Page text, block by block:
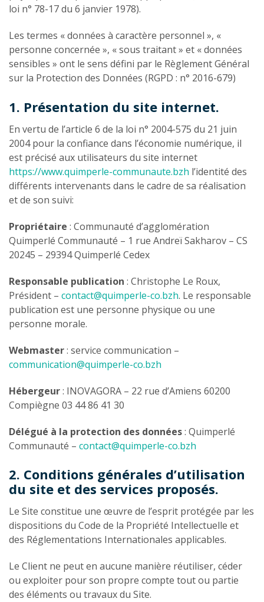
loi n° 78-17 du 6 janvier 1978).
Les termes « données à caractère personnel », «
personne concernée », « sous traitant » et « données
sensibles » ont le sens défini par le Règlement Général
sur la Protection des Données (RGPD : n° 2016-679)
1. Présentation du site internet.
En vertu de l’article 6 de la loi n° 2004-575 du 21 juin
2004 pour la confiance dans l’économie numérique, il
est précisé aux utilisateurs du site internet
https://www.quimperle-communaute.bzh l’identité des
différents intervenants dans le cadre de sa réalisation
et de son suivi:
Propriétaire : Communauté d’agglomération
Quimperlé Communauté – 1 rue Andreï Sakharov – CS
20245 – 29394 Quimperlé Cedex
Responsable publication : Christophe Le Roux,
Président – contact@quimperle-co.bzh. Le responsable
publication est une personne physique ou une
personne morale.
Webmaster: service communication –
communication@quimperle-co.bzh
Hébergeur: INOVAGORA – 22 rue d’Amiens 60200
Compiègne 03 44 86 41 30
Délégué à la protection des données: Quimperlé
Communauté – contact@quimperle-co.bzh
2. Conditions générales d’utilisation
du site et des services proposés.
Le Site constitue une œuvre de l’esprit protégée par les
dispositions du Code de la Propriété Intellectuelle et
des Réglementations Internationales applicables.
Le Client ne peut en aucune manière réutiliser, céder
ou exploiter pour son propre compte tout ou partie
des éléments ou travaux du Site.